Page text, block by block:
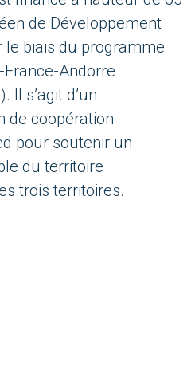
de Développement
le biais du programme
France-Andorre
Il s’agit d’un
de coopération
pour soutenir un
du territoire
trois territoires.